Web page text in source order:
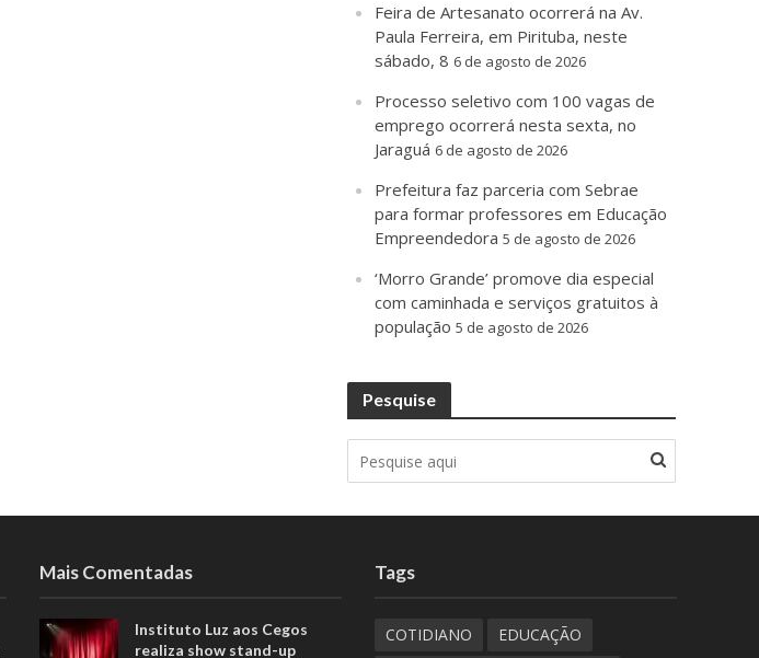
Feira de Artesanato ocorrerá na Av.
Paula Ferreira, em Pirituba, neste
sábado, 8 6 de agosto de 2026
Processo seletivo com 100 vagas de
emprego ocorrerá nesta sexta, no
Jaraguá 6 de agosto de 2026
Prefeitura faz parceria com Sebrae
para formar professores em Educação
Empreendedora 5 de agosto de 2026
‘Morro Grande’ promove dia especial
com caminhada e serviços gratuitos à
população 5 de agosto de 2026
Pesquise
Mais Comentadas
Instituto Luz aos Cegos
realiza show stand-up
Tags
COTIDIANO EDUCAÇÃO